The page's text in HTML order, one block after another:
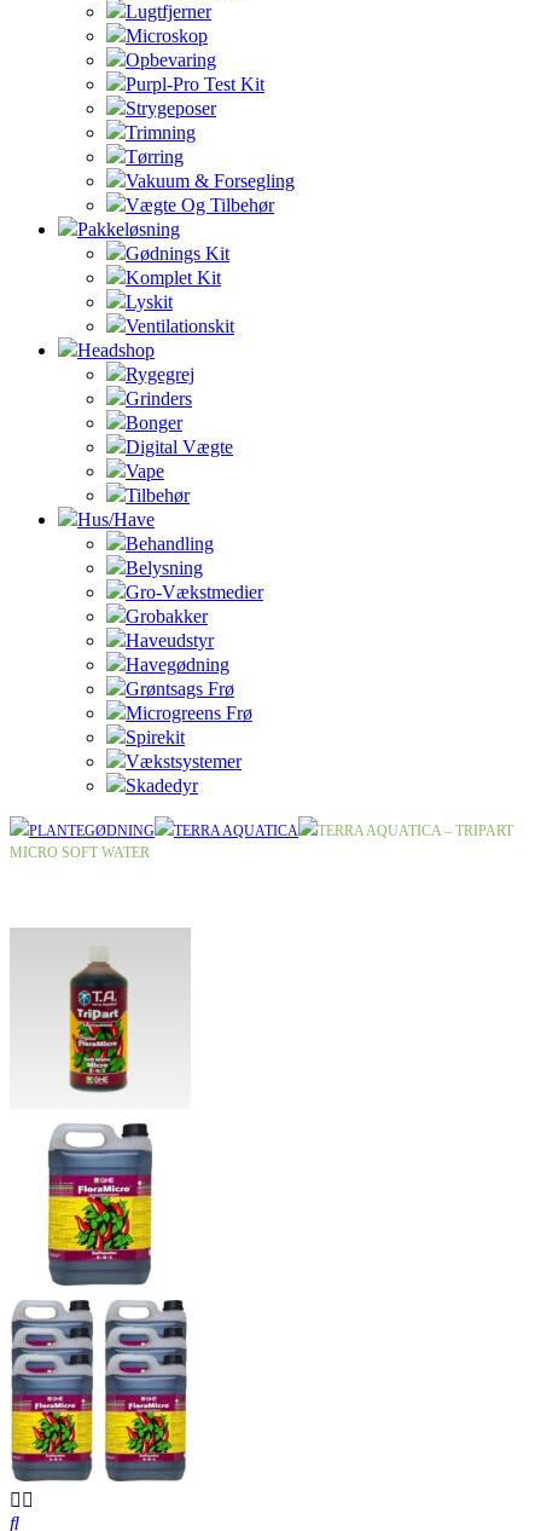
Lugtfjerner
Microskop
Opbevaring
Purpl-Pro Test Kit
Strygeposer
Trimning
Tørring
Vakuum & Forsegling
Vægte Og Tilbehør
Pakkeløsning
Gødnings Kit
Komplet Kit
Lyskit
Ventilationskit
Headshop
Rygegrej
Grinders
Bonger
Digital Vægte
Vape
Tilbehør
Hus/Have
Behandling
Belysning
Gro-Vækstmedier
Grobakker
Haveudstyr
Havegødning
Grøntsags Frø
Microgreens Frø
Spirekit
Vækstsystemer
Skadedyr
PLANTEGØDNING TERRA AQUATICA
TERRA AQUATICA – TRIPART
MICRO SOFT WATER